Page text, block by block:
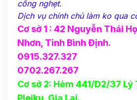
cống nghẹt.
Dịch vụ chính chủ làm ko qua
Cơ sở 1 : 42 Nguyễn Thái
Nhơn, Tỉnh Bình Định.
0915.327.327
0702.267.267
Cơ sở 2: Hẻm 441/D2/37 Lý
Pleiku, Gia Lai.